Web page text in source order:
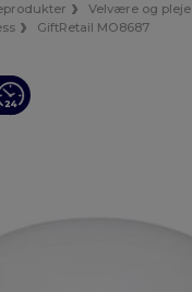
Velvære og pleje
GiftRetail MO8687